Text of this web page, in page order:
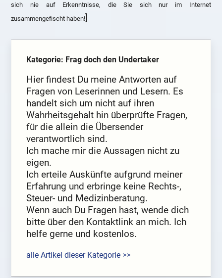
sich nie auf Erkenntnisse, die Sie sich nur im Internet
zusammengefischt haben!]
Kategorie: Frag doch den Undertaker
Hier findest Du meine Antworten auf
Fragen von Leserinnen und Lesern. Es
handelt sich um nicht auf ihren
Wahrheitsgehalt hin überprüfte Fragen,
für die allein die Übersender
verantwortlich sind.
Ich mache mir die Aussagen nicht zu
eigen.
Ich erteile Auskünfte aufgrund meiner
Erfahrung und erbringe keine Rechts-,
Steuer- und Medizinberatung.
Wenn auch Du Fragen hast, wende dich
bitte über den Kontaktlink an mich. Ich
helfe gerne und kostenlos.
alle Artikel dieser Kategorie >>